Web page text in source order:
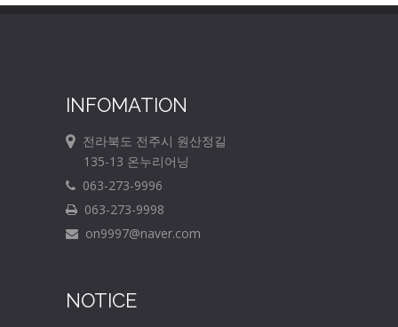
INFOMATION
전라북도 전주시 원산정길
135-13 온누리어닝
063-273-9996
063-273-9998
on9997@naver.com
NOTICE